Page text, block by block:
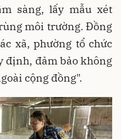
sàng, lấy mẫu xét
môi trường. Đồng
xã, phường tổ chức
định, đảm bảo không
cộng đồng".